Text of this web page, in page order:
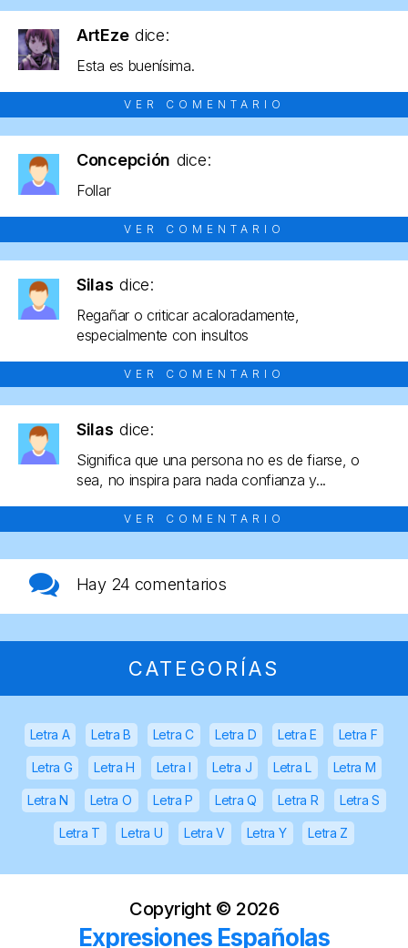
ArtEze dice:
Esta es buenísima.
VER COMENTARIO
Concepción dice:
Follar
VER COMENTARIO
Silas dice:
Regañar o criticar acaloradamente,
especialmente con insultos
VER COMENTARIO
Silas dice:
Significa que una persona no es de fiarse, o
sea, no inspira para nada confianza y...
VER COMENTARIO
Hay 24 comentarios
CATEGORÍAS
Letra A Letra B Letra C Letra D Letra E Letra F
Letra G Letra H Letra I Letra J Letra L Letra M
Letra N Letra O Letra P Letra Q Letra R Letra S
Letra T Letra U Letra V Letra Y Letra Z
Copyright © 2026
Expresiones Españolas